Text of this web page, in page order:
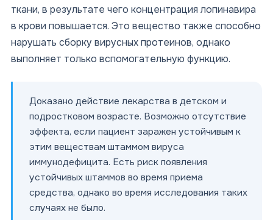
ткани, в результате чего концентрация лопинавира
в крови повышается. Это вещество также способно
нарушать сборку вирусных протеинов, однако
выполняет только вспомогательную функцию.
Доказано действие лекарства в детском и
подростковом возрасте. Возможно отсутствие
эффекта, если пациент заражен устойчивым к
этим веществам штаммом вируса
иммунодефицита. Есть риск появления
устойчивых штаммов во время приема
средства, однако во время исследования таких
случаях не было.